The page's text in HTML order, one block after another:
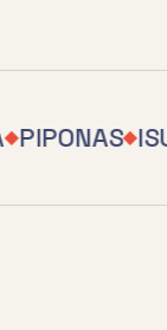
PIPONAS◆